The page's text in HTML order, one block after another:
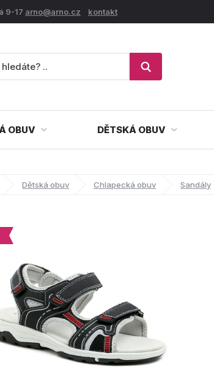
9-17 arno@arno.cz kontakt
OBUV DĚTSKÁ OBUV
Dětská obuv Chlapecká obuv Sandály